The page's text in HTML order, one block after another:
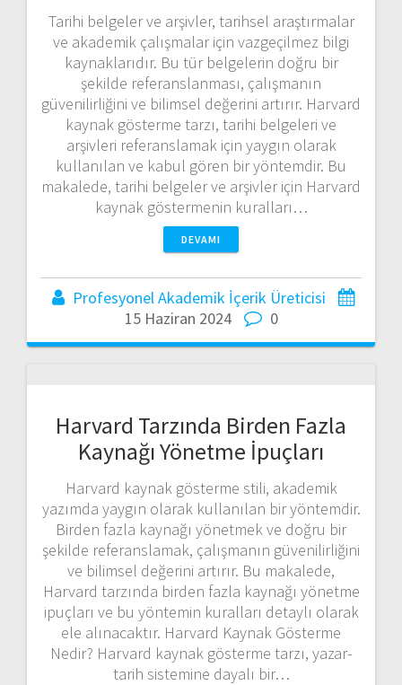
Tarihi belgeler ve arşivler, tarihsel araştırmalar
ve akademik çalışmalar için vazgeçilmez bilgi
kaynaklarıdır. Bu tür belgelerin doğru bir
şekilde referanslanması, çalışmanın
güvenilirliğini ve bilimsel değerini artırır. Harvard
kaynak gösterme tarzı, tarihi belgeleri ve
arşivleri referanslamak için yaygın olarak
kullanılan ve kabul gören bir yöntemdir. Bu
makalede, tarihi belgeler ve arşivler için Harvard
kaynak göstermenin kuralları…
DEVAMI
Profesyonel Akademik İçerik Üreticisi
15 Haziran 2024
0
Harvard Tarzında Birden Fazla
Kaynağı Yönetme İpuçları
Harvard kaynak gösterme stili, akademik
yazımda yaygın olarak kullanılan bir yöntemdir.
Birden fazla kaynağı yönetmek ve doğru bir
şekilde referanslamak, çalışmanın güvenilirliğini
ve bilimsel değerini artırır. Bu makalede,
Harvard tarzında birden fazla kaynağı yönetme
ipuçları ve bu yöntemin kuralları detaylı olarak
ele alınacaktır. Harvard Kaynak Gösterme
Nedir? Harvard kaynak gösterme tarzı, yazar-
tarih sistemine dayalı bir…